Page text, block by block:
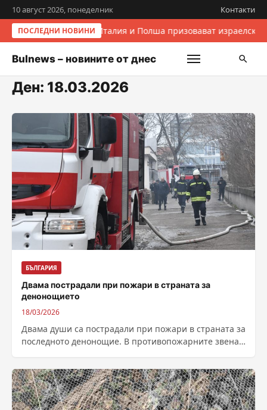
10 август 2026, понеделник Контакти
ПОСЛЕДНИ НОВИНИ Италия и Полша призовават
Bulnews – новините от днес
Ден: 18.03.2026
БЪЛГАРИЯ
Двама пострадали при пожари в страната за
денонощието
18/03/2026
Двама души са пострадали при пожари в страната за
последното денонощие. В противопожарните звена